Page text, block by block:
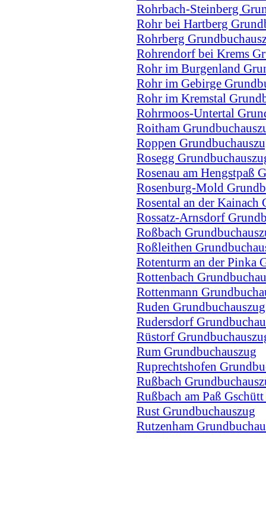
Rohrbach-Steinberg
Rohr bei Hartberg
Rohrberg
Rohrendorf bei Krems
Rohr im Burgenland
Rohr im Gebirge
Rohr im Kremstal
Rohrmoos-Untertal
Roitham
Roppen
Rosegg
Rosenau am Hengstpaß
Rosenburg-Mold
Rosental an der Kainach
Rossatz-Arnsdorf
Roßbach
Roßleithen
Rotenturm an der Pinka
Rottenbach
Rottenmann
Ruden Grundbuchauszug
Rudersdorf
Rüstorf
Rum Grundbuchauszug
Ruprechtshofen
Rußbach
Rußbach am Paß
Rust Grundbuchauszug
Rutzenham